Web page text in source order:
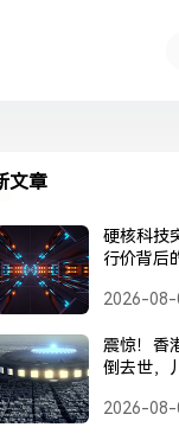
文章
硬核科技
行价背后
背后的产
2026-08-
震惊！香
倒去世，
紧急回应
2026-08-